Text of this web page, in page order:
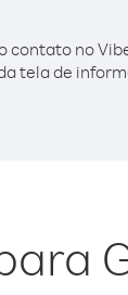
contato no
tela de